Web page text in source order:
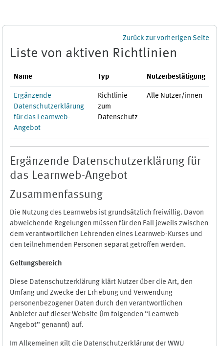
Zurück zur vorherigen Seite
Liste von aktiven Richtlinien
Name Typ Nutzerbestätigung
Ergänzende
Datenschutzerklärung
für das Learnweb-
Angebot
Richtlinie
zum
Datenschutz
Alle Nutzer/innen
Ergänzende Datenschutzerklärung für
das Learnweb-Angebot
Zusammenfassung
Die Nutzung des Learnwebs ist grundsätzlich freiwillig. Davon
abweichende Regelungen müssen für den Fall jeweils zwischen
dem verantwortlichen Lehrenden eines Learnweb-Kurses und
den teilnehmenden Personen separat getroffen werden.
Geltungsbereich
Diese Datenschutzerklärung klärt Nutzer über die Art, den
Umfang und Zwecke der Erhebung und Verwendung
personenbezogener Daten durch den verantwortlichen
Anbieter auf dieser Website (im folgenden “Learnweb-
Angebot” genannt) auf.
Im Allgemeinen gilt die Datenschutzerklärung der WWU